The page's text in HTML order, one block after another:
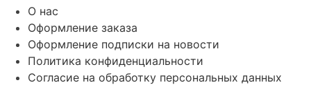
О нас
Оформление заказа
Оформление подписки на новости
Политика конфиденциальности
Согласие на обработку персональных данных